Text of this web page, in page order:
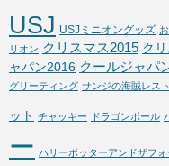
USJ USJミニオングッズ
リオン クリスマス2015 ク
ャパン2016 クールジャパ
グリーティング サンジの海賊レス
ット チャッキー ドラゴンボール
ー ハリーポッターアンドザフ